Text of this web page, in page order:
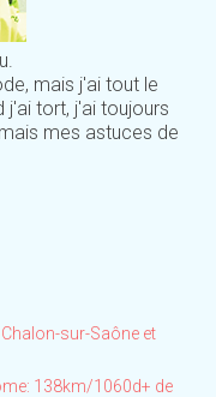
mais j'ai tout le
tort, j'ai toujours
mes astuces de
Chalon-sur-Saône et
138km/1060d+ de